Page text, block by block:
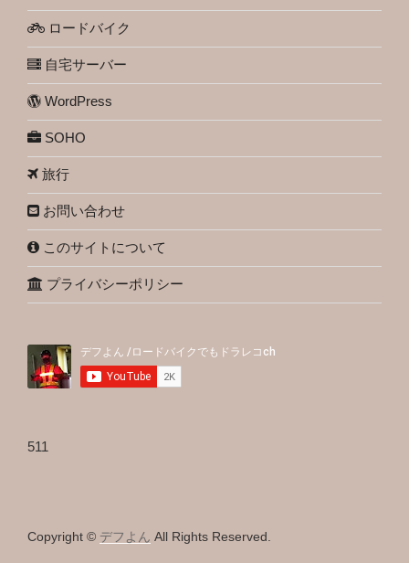
ロードバイク
自宅サーバー
WordPress
SOHO
旅行
お問い合わせ
このサイトについて
プライバシーポリシー
511
Copyright © デフよん All Rights Reserved.